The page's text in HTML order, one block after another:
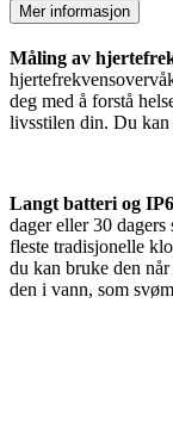
Mer informasjon
Måling av
deg med å forstå
livsstilen din. Du kan
Langt batteri og
dager eller 30
fleste tradisjonelle
du kan bruke den
den i vann, som